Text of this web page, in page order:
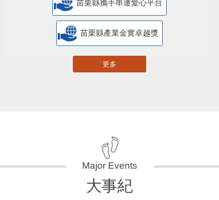
苗栗縣攜手串連愛心平台
苗栗縣產業金實卓越獎
更多
大事紀